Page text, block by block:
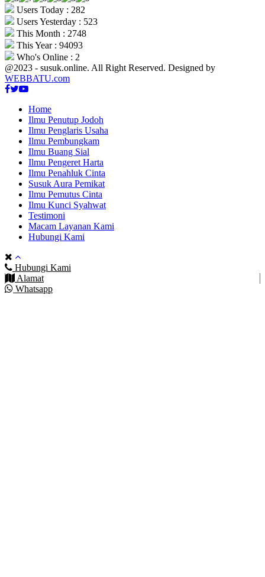
Users Today : 282
Users Yesterday : 523
This Month : 2748
This Year : 94093
Who's Online : 2
@2023 - susuk.online. All Right Reserved. Designed by
WEBBATU.com
Facebook
Twitter
Youtube
Home
Ilmu Penutup Jodoh
Ilmu Penglaris Usaha
Ilmu Pembungkam
Ilmu Buang Sial
Ilmu Pengeret Harta
Ilmu Penahluk Cinta
Susuk Aura Pemikat
Ilmu Pemutus Cinta
Ilmu Kunci Syahwat
Testimoni
Macam Layanan Kami
Hubungi Kami
Hubungi Kami
Alamat
Whatsapp